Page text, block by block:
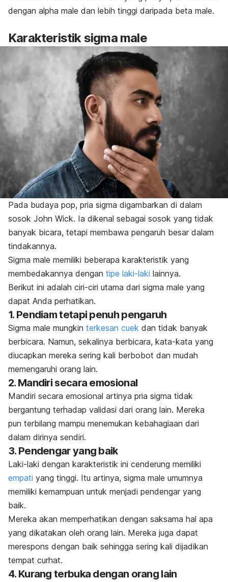
dengan alpha male dan lebih tinggi daripada beta male.
Karakteristiksigma male
Pada budaya pop, pria sigma digambarkan di dalam
sosok John Wick. Ia dikenal sebagai sosok yang tidak
banyak bicara, tetapi membawa pengaruh besar dalam
tindakannya.
Sigma male memiliki beberapa karakteristik yang
membedakannya dengan tipe laki-laki lainnya.
Berikut ini adalah ciri-ciri utama dari sigma male yang
dapat Anda perhatikan.
1. Pendiam tetapi penuh pengaruh
Sigma male mungkin terkesan cuek dan tidak banyak
berbicara. Namun, sekalinya berbicara, kata-kata yang
diucapkan mereka sering kali berbobot dan mudah
memengaruhi orang lain.
2. Mandiri secara emosional
Mandiri secara emosional artinya pria sigma tidak
bergantung terhadap validasi dari orang lain. Mereka
pun terbilang mampu menemukan kebahagiaan dari
dalam dirinya sendiri.
3. Pendengar yang baik
Laki-laki dengan karakteristik ini cenderung memiliki
empati yang tinggi. Itu artinya, sigma male umumnya
memiliki kemampuan untuk menjadi pendengar yang
baik.
Mereka akan memperhatikan dengan saksama hal apa
yang dikatakan oleh orang lain. Mereka juga dapat
merespons dengan baik sehingga sering kali dijadikan
tempat curhat.
4. Kurang terbuka dengan orang lain